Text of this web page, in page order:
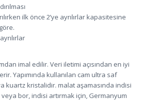
ilk önce 2’ye ayrılırlar kapasitesine
imal edilir. Veri iletimi açısından en iyi
Yapımında kullanılan cam ultra saf
kuartz kristalidir. malat aşamasında indisi
bor, indisi artırmak için, Germanyum